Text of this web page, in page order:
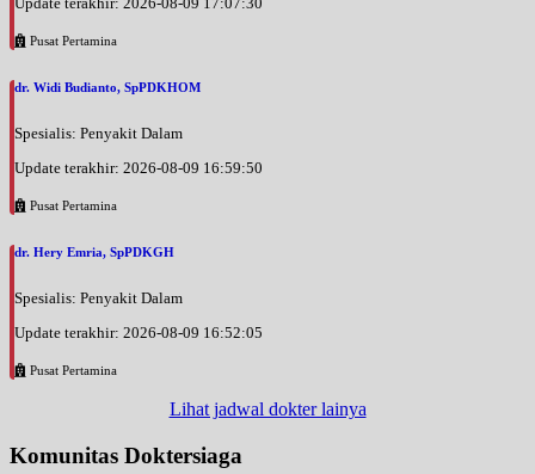
Pusat Pertamina
dr. Widi Budianto, SpPDKHOM
Spesialis: Penyakit Dalam
Update terakhir: 2026-08-09 16:59:50
Pusat Pertamina
dr. Hery Emria, SpPDKGH
Spesialis: Penyakit Dalam
Update terakhir: 2026-08-09 16:52:05
Pusat Pertamina
Lihat jadwal dokter lainya
Komunitas Doktersiaga